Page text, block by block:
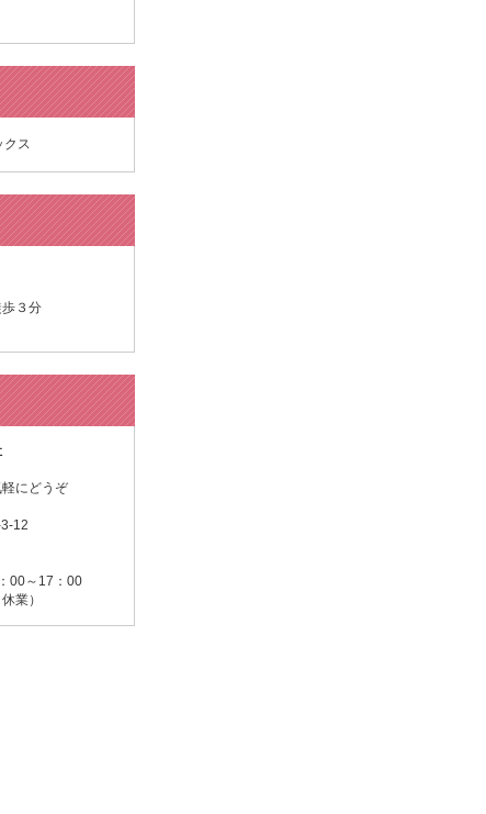
クス
歩３分
にどうぞ
12
00～17：00
）